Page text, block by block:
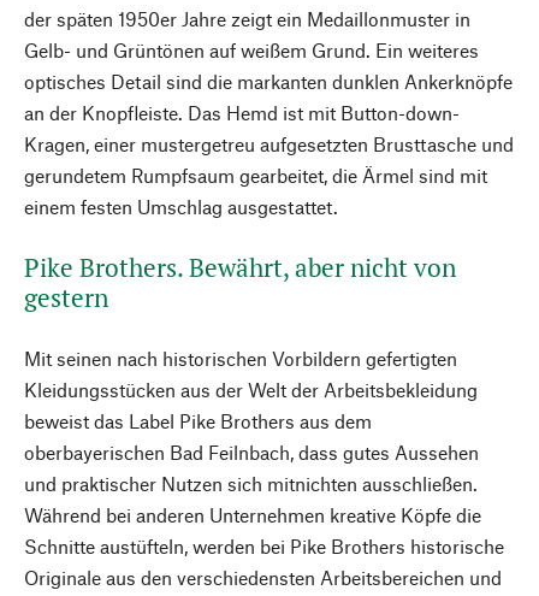
der späten 1950er Jahre zeigt ein Medaillonmuster in
Gelb- und Grüntönen auf weißem Grund. Ein weiteres
optisches Detail sind die markanten dunklen Ankerknöpfe
an der Knopfleiste. Das Hemd ist mit Button-down-
Kragen, einer mustergetreu aufgesetzten Brusttasche und
gerundetem Rumpfsaum gearbeitet, die Ärmel sind mit
einem festen Umschlag ausgestattet.
Pike Brothers. Bewährt, aber nicht von
gestern
Mit seinen nach historischen Vorbildern gefertigten
Kleidungsstücken aus der Welt der Arbeitsbekleidung
beweist das Label Pike Brothers aus dem
oberbayerischen Bad Feilnbach, dass gutes Aussehen
und praktischer Nutzen sich mitnichten ausschließen.
Während bei anderen Unternehmen kreative Köpfe die
Schnitte austüfteln, werden bei Pike Brothers historische
Originale aus den verschiedensten Arbeitsbereichen und